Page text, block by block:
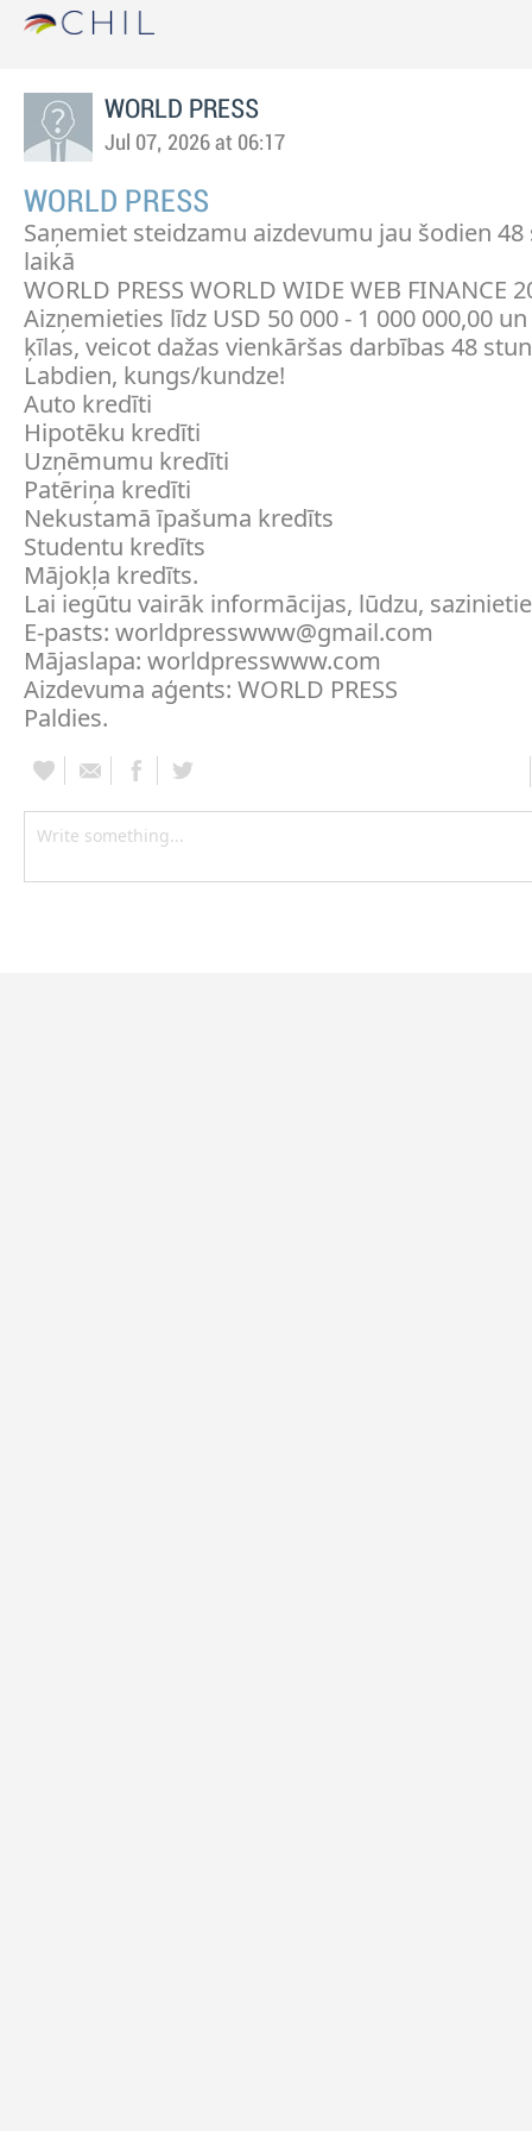
WORLD PRESS
Jul 07, 2026 at 06:17
WORLD PRESS
Saņemiet steidzamu aizdevumu jau šodien
laikā
WORLD PRESS WORLD WIDE WEB FINANCE
Aizņemieties līdz USD 50 000 - 1 000 000,00
ķīlas, veicot dažas vienkāršas darbības 48
Labdien, kungs/kundze!
Auto kredīti
Hipotēku kredīti
Uzņēmumu kredīti
Patēriņa kredīti
Nekustamā īpašuma kredīts
Studentu kredīts
Mājokļa kredīts.
Lai iegūtu vairāk informācijas, lūdzu,
E-pasts: worldpresswww@gmail.com
Mājaslapa: worldpresswww.com
Aizdevuma aģents: WORLD PRESS
Paldies.